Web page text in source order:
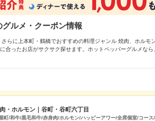
グルメ・クーポン情報
らに上本町・鶴橋でおすすめの料理ジャンル 焼肉 ホルモ
合ったお店がサクサク探せます。ホットペッパーグルメな
料理など、お店の最新情報をご紹介しているので安心！24時
・ホルモン｜谷町・谷町六丁目
町/和牛/黒毛和牛/赤身肉/ホルモン/ハッピーアワー/全席個室/コース